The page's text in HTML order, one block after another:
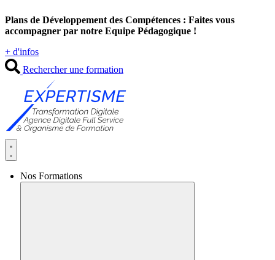
au
contenu
Plans de Développement des Compétences : Faites vous
accompagner par notre Equipe Pédagogique !
+ d'infos
Rechercher une formation
Nos Formations